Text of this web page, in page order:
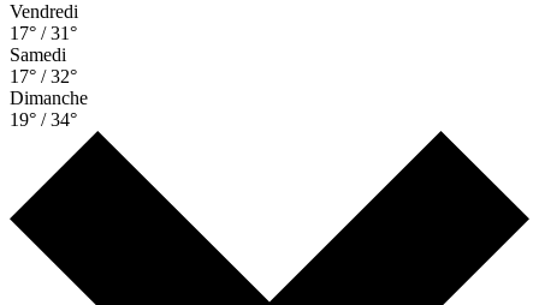
Vendredi
17° / 31°
Samedi
17° / 32°
Dimanche
19° / 34°